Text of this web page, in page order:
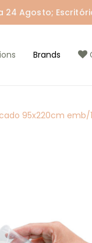
Agosto;
Brands
95x220cm emb/